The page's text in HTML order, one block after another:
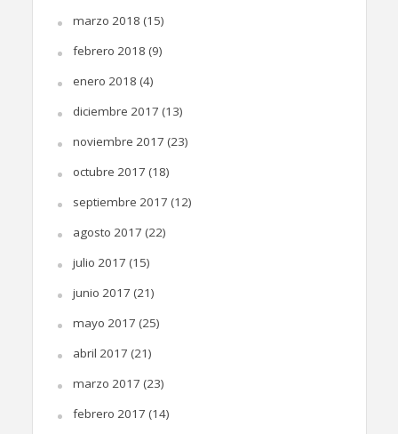
marzo 2018 (15)
febrero 2018 (9)
enero 2018 (4)
diciembre 2017 (13)
noviembre 2017 (23)
octubre 2017 (18)
septiembre 2017 (12)
agosto 2017 (22)
julio 2017 (15)
junio 2017 (21)
mayo 2017 (25)
abril 2017 (21)
marzo 2017 (23)
febrero 2017 (14)